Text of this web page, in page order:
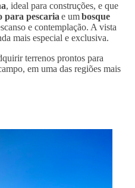
, ideal para construções, e que
para pescaria e umbosque
e contemplação. A vista
mais especial e exclusiva.
terrenos prontos para
em uma das regiões mais